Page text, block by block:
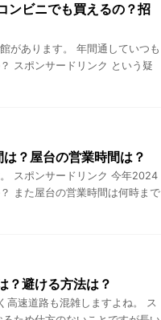
ンビニでも買えるの？招
があります。 年間通していつも
スポンサードリンク という疑
？屋台の営業時間は？
スポンサードリンク 今年2024
また屋台の営業時間は何時まで
？避ける方法は？
高速道路も混雑しますよね。 ス